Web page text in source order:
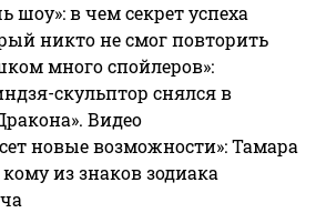
шоу»: в чем секрет успеха
никто не смог повторить
много спойлеров»:
скульптор снялся в
Видео
новые возможности»: Тамара
из знаков зодиака